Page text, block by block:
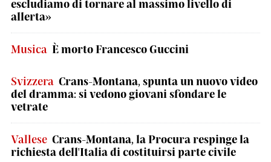
escludiamo di tornare al massimo livello di
allerta»
Musica È morto Francesco Guccini
Svizzera Crans-Montana, spunta un nuovo video
del dramma: si vedono giovani sfondare le
vetrate
Vallese Crans-Montana, la Procura respinge la
richiesta dell'Italia di costituirsi parte civile